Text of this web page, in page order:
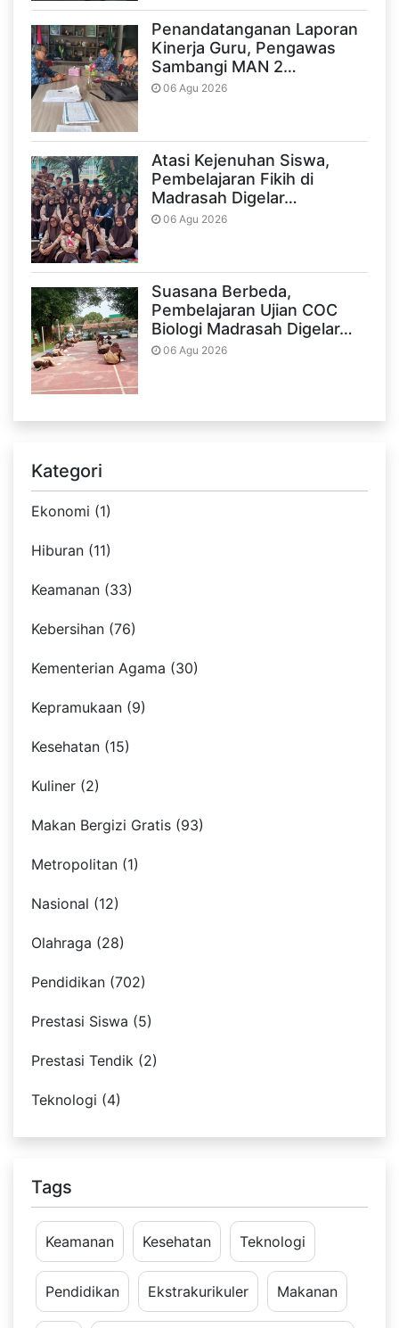
Penandatanganan Laporan
Kinerja Guru, Pengawas
Sambangi MAN 2…
06 Agu 2026
Atasi Kejenuhan Siswa,
Pembelajaran Fikih di
Madrasah Digelar…
06 Agu 2026
Suasana Berbeda,
Pembelajaran Ujian COC
Biologi Madrasah Digelar…
06 Agu 2026
Kategori
Ekonomi (1)
Hiburan (11)
Keamanan (33)
Kebersihan (76)
Kementerian Agama (30)
Kepramukaan (9)
Kesehatan (15)
Kuliner (2)
Makan Bergizi Gratis (93)
Metropolitan (1)
Nasional (12)
Olahraga (28)
Pendidikan (702)
Prestasi Siswa (5)
Prestasi Tendik (2)
Teknologi (4)
Tags
Keamanan Kesehatan Teknologi
Pendidikan Ekstrakurikuler Makanan